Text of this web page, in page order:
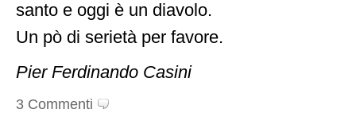
santo e oggi è un diavolo.
Un pò di serietà per favore.
Pier Ferdinando Casini
3 Commenti